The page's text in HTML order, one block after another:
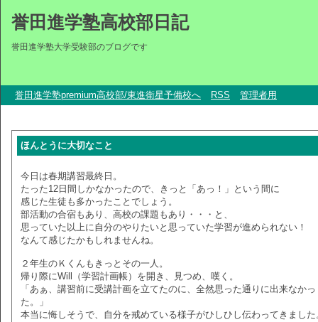
誉田進学塾高校部日記
誉田進学塾大学受験部のブログです
誉田進学塾premium高校部/東進衛星予備校へ RSS 管理者用
ほんとうに大切なこと
今日は春期講習最終日。
たった12日間しかなかったので、きっと「あっ！」という間に
感じた生徒も多かったことでしょう。
部活動の合宿もあり、高校の課題もあり・・・と、
思っていた以上に自分のやりたいと思っていた学習が進められない！
なんて感じたかもしれませんね。
２年生のＫくんもきっとその一人。
帰り際にWill（学習計画帳）を開き、見つめ、嘆く。
「あぁ、講習前に受講計画を立てたのに、全然思った通りに出来なかっ
た。」
本当に悔しそうで、自分を戒めている様子がひしひし伝わってきました